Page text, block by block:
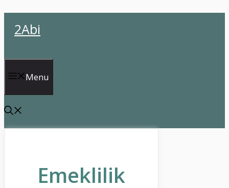
atla2Abi
Menu
Emeklilik